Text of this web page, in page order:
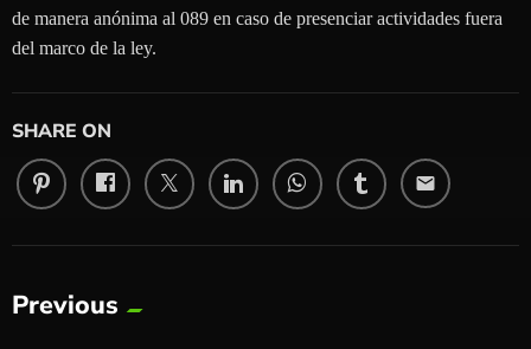
de manera anónima al 089 en caso de presenciar actividades fuera
del marco de la ley.
SHARE ON
email
Previous